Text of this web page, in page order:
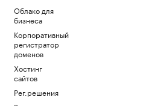
Облако для
бизнеса
Корпоративный
регистратор
доменов
Хостинг
сайтов
Рег.решения